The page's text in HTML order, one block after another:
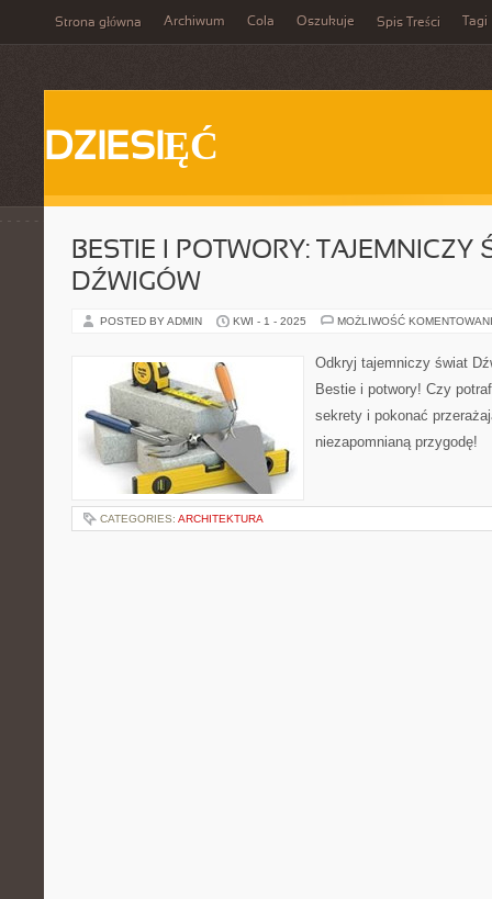
Strona główna Archiwum Cola Oszukuje Spis Treści Tagi
DZIESIĘĆ
BESTIE I POTWORY: TAJEMNICZY
DŹWIGÓW
POSTED BY ADMIN KWI - 1 - 2025 MOŻLIWOŚĆ
Odkryj tajemniczy świat
Bestie i potwory! Czy
sekrety i pokonać
niezapomnianą przygodę!
CATEGORIES: ARCHITEKTURA